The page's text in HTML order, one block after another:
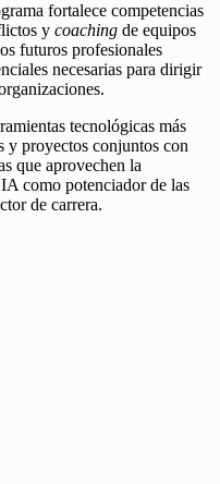
fortalece competencias
y coaching de equipos
futuros profesionales
necesarias para dirigir
tecnológicas más
y proyectos conjuntos con
que aprovechen la
como potenciador de las
de carrera.